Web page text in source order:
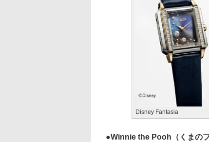
Disney Fantasia
Winnie the Pooh（くまのプ